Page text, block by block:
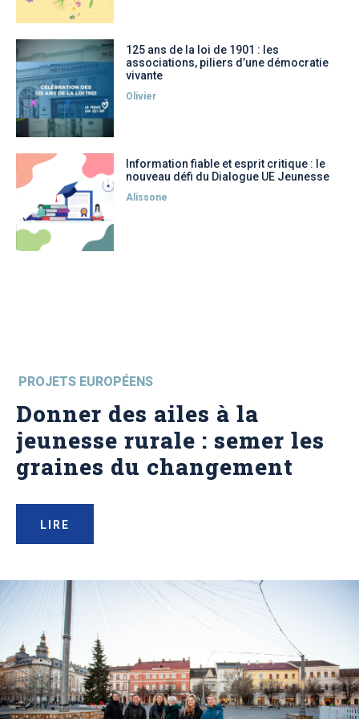
125 ans de la loi de 1901 : les
associations, piliers d’une démocratie
vivante
Olivier
Information fiable et esprit critique : le
nouveau défi du Dialogue UE Jeunesse
Alissone